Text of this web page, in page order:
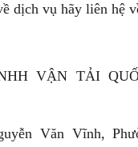
dịch vụ hãy liên hệ
VẬN TẢI
Văn Vĩnh,